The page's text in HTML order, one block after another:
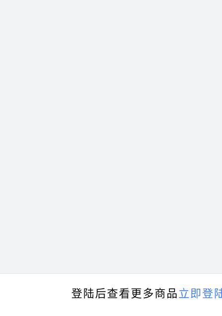
登陆后查看更多商品 立即登